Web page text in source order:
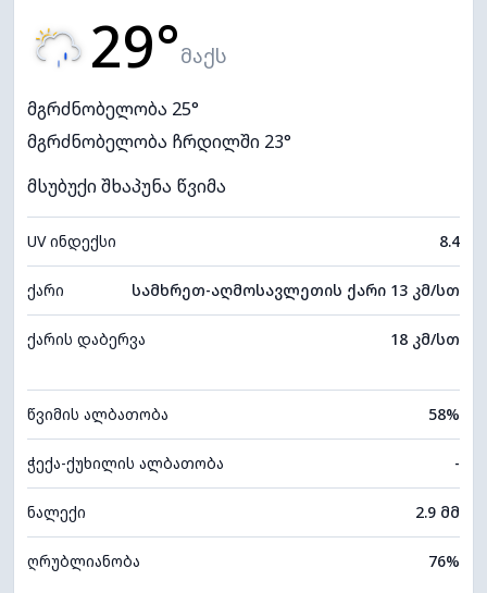
29°მაქს
მგრძნობელობა 25°
მგრძნობელობა ჩრდილში 23°
მსუბუქი შხაპუნა წვიმა
UV ინდექსი 8.4
ქარი სამხრეთ-აღმოსავლეთის ქარი 13 კმ/სთ
ქარის დაბერვა 18 კმ/სთ
წვიმის ალბათობა 58%
ჭექა-ქუხილის ალბათობა -
ნალექი 2.9 მმ
ღრუბლიანობა 76%